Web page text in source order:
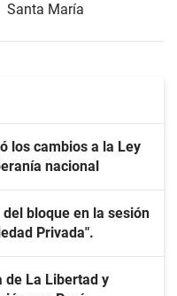
Santa María
los cambios a la Ley
nacional
bloque en la sesión
Privada".
de La Libertad y